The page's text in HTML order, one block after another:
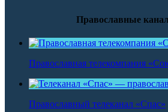
Православные
Православная телекомпания
Православный телеканал «Спас»